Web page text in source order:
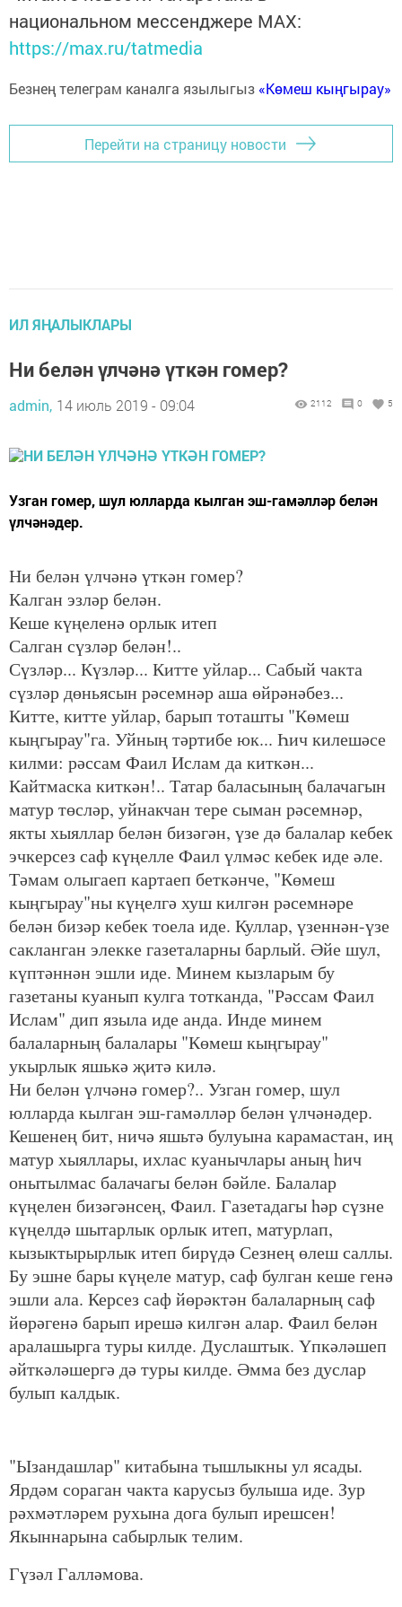
национальном мессенджере MАХ:
https://max.ru/tatmedia
Безнең телеграм каналга язылыгыз «Көмеш кыңгырау»
Перейти на страницу новости
ИЛ ЯҢАЛЫКЛАРЫ
Ни белән үлчәнә үткән гомер?
admin, 14 июль 2019 - 09:04 2112 0 5
Узган гомер, шул юлларда кылган эш-гамәлләр белән
үлчәнәдер.
Ни белән үлчәнә үткән гомер?
Калган эзләр белән.
Кеше күңеленә орлык итеп
Салган сүзләр белән!..
Сүзләр... Күзләр... Китте уйлар... Сабый чакта
сүзләр дөньясын рәсемнәр аша өйрәнәбез...
Китте, китте уйлар, барып тоташты "Көмеш
кыңгырау"га. Уйның тәртибе юк... Һич килешәсе
килми: рәссам Фаил Ислам да киткән...
Кайтмаска киткән!.. Татар баласының балачагын
матур төсләр, уйнакчан тере сыман рәсемнәр,
якты хыяллар белән бизәгән, үзе дә балалар кебек
эчкерсез саф күңелле Фаил үлмәс кебек иде әле.
Тәмам олыгаеп картаеп беткәнче, "Көмеш
кыңгырау"ны күңелгә хуш килгән рәсемнәре
белән бизәр кебек тоела иде. Куллар, үзеннән-үзе
сакланган элекке газеталарны барлый. Әйе шул,
күптәннән эшли иде. Минем кызларым бу
газетаны куанып кулга тотканда, "Рәссам Фаил
Ислам" дип языла иде анда. Инде минем
балаларның балалары "Көмеш кыңгырау"
укырлык яшькә җитә килә.
Ни белән үлчәнә гомер?.. Узган гомер, шул
юлларда кылган эш-гамәлләр белән үлчәнәдер.
Кешенең бит, ничә яшьтә булуына карамастан, иң
матур хыяллары, ихлас куанычлары аның һич
онытылмас балачагы белән бәйле. Балалар
күңелен бизәгәнсең, Фаил. Газетадагы һәр сүзне
күңелдә шытарлык орлык итеп, матурлап,
кызыктырырлык итеп бирүдә Сезнең өлеш саллы.
Бу эшне бары күңеле матур, саф булган кеше генә
эшли ала. Керсез саф йөрәктән балаларның саф
йөрәгенә барып ирешә килгән алар. Фаил белән
аралашырга туры килде. Дуслаштык. Үпкәләшеп
әйткәләшергә дә туры килде. Әмма без дуслар
булып калдык.
"Ызандашлар" китабына тышлыкны ул ясады.
Ярдәм сораган чакта карусыз булыша иде. Зур
рәхмәтләрем рухына дога булып ирешсен!
Якыннарына сабырлык телим.
Гүзәл Галләмова.